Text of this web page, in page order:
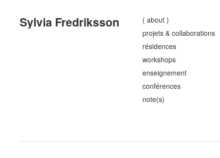
Sylvia Fredriksson
( about )
projets & collaborations
résidences
workshops
enseignement
conférences
note(s)